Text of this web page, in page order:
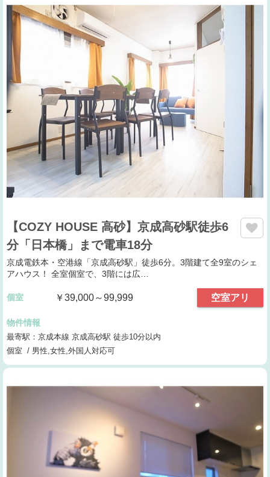
【COZY HOUSE 高砂】京成高砂駅徒歩6
分「日本橋」まで電車18分
京成電鉄本・空港線「京成高砂駅」徒歩6分。3階建て全9室のシェ
アハウス！ 全室個室で、3階には広…
個室 ￥39,000～99,999 空室アリ
物件情報
最寄駅：京成本線 京成高砂駅 徒歩10分以内
個室 / 男性,女性,外国人対応可